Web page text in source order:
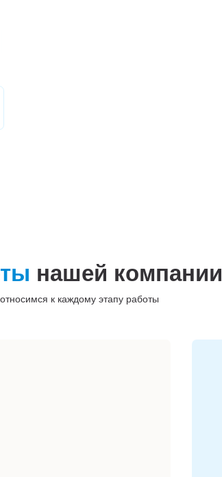
нашей компании
к каждому этапу работы